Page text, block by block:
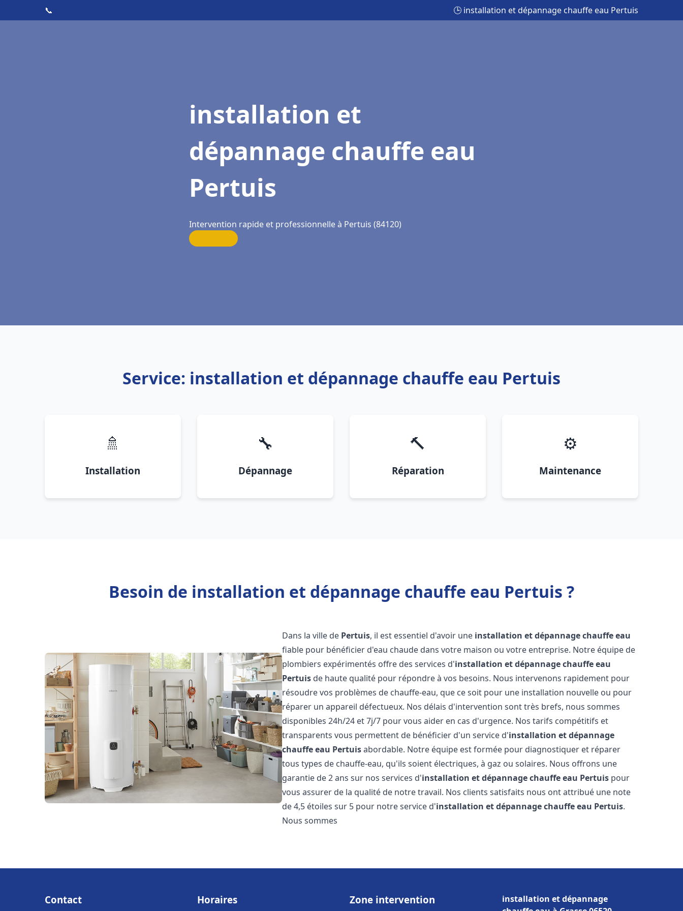
📞 🕒 installation et dépannage chauffe eau Pertuis
installation et
dépannage chauffe eau
Pertuis
Intervention rapide et professionnelle à Pertuis (84120)
Service: installation et dépannage chauffe eau Pertuis
🚿
Installation
🔧
Dépannage
🔨
Réparation
⚙️
Maintenance
Besoin de installation et dépannage chauffe eau Pertuis ?
Dans la ville de Pertuis, il est essentiel d'avoir une installation et dépannage chauffe eau
fiable pour bénéficier d'eau chaude dans votre maison ou votre entreprise. Notre équipe de
plombiers expérimentés offre des services d'installation et dépannage chauffe eau
Pertuis de haute qualité pour répondre à vos besoins. Nous intervenons rapidement pour
résoudre vos problèmes de chauffe-eau, que ce soit pour une installation nouvelle ou pour
réparer un appareil défectueux. Nos délais d'intervention sont très brefs, nous sommes
disponibles 24h/24 et 7j/7 pour vous aider en cas d'urgence. Nos tarifs compétitifs et
transparents vous permettent de bénéficier d'un service d'installation et dépannage
chauffe eau Pertuisabordable. Notre équipe est formée pour diagnostiquer et réparer
tous types de chauffe-eau, qu'ils soient électriques, à gaz ou solaires. Nous offrons une
garantie de 2 ans sur nos services d'installation et dépannage chauffe eau Pertuis pour
vous assurer de la qualité de notre travail. Nos clients satisfaits nous ont attribué une note
de 4,5 étoiles sur 5 pour notre service d'installation et dépannage chauffe eau Pertuis.
Nous sommes
Contact Horaires Zone intervention
installation et dépannage